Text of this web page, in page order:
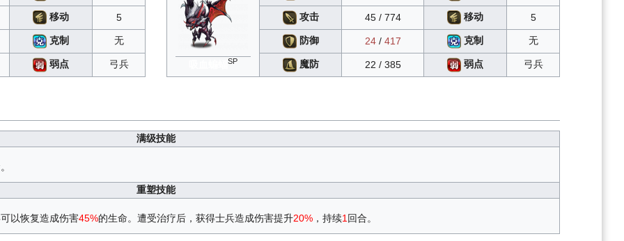
移动 5
克制 无
弱点 弓兵 SP
攻击 45/ 774 移动 5
防御 24/ 417 克制 无
魔防 22 / 385 弱点 弓兵
满级技能
重塑技能
以恢复造成伤害45%的生命。遭受治疗后，获得士兵造成伤害提升20%，持续1 回合。